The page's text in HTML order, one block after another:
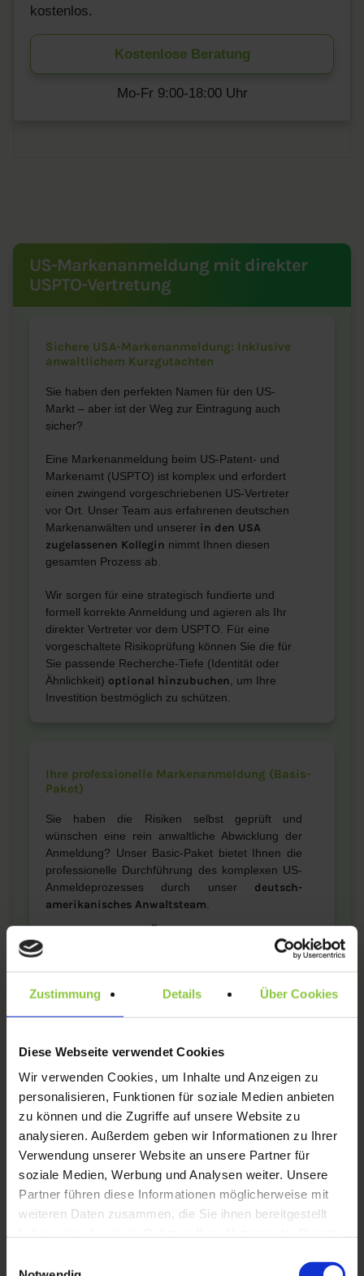
Zustimmung Details Über Cookies
Diese Webseite verwendet Cookies
Wir verwenden Cookies, um Inhalte und Anzeigen zu
personalisieren, Funktionen für soziale Medien anbieten
zu können und die Zugriffe auf unsere Website zu
analysieren. Außerdem geben wir Informationen zu Ihrer
Verwendung unserer Website an unsere Partner für
soziale Medien, Werbung und Analysen weiter. Unsere
Partner führen diese Informationen möglicherweise mit
weiteren Daten zusammen, die Sie ihnen bereitgestellt
kostenlos.
Kostenlose Beratung
Mo-Fr 9:00-18:00 Uhr
US-Markenanmeldung mit direkter
USPTO-Vertretung
Sichere USA-Markenanmeldung: Inklusive
anwaltlichem Kurzgutachten
Sie haben den perfekten Namen für den US-
Markt – aber ist der Weg zur Eintragung auch
sicher?
Eine Markenanmeldung beim US-Patent- und
Markenamt (USPTO) ist komplex und erfordert
einen zwingend vorgeschriebenen US-Vertreter
vor Ort. Unser Team aus erfahrenen deutschen
Markenanwälten und unserer in den USA
zugelassenen Kollegin nimmt Ihnen diesen
gesamten Prozess ab.
Wir sorgen für eine strategisch fundierte und
formell korrekte Anmeldung und agieren als Ihr
direkter Vertreter vor dem USPTO. Für eine
vorgeschaltete Risikoprüfung können Sie die für
Sie passende Recherche-Tiefe (Identität oder
Ähnlichkeit) optional hinzubuchen , um Ihre
Investition bestmöglich zu schützen.
Ihre professionelle Markenanmeldung (Basis-
Paket)
Sie haben die Risiken selbst geprüft und
wünschen eine rein anwaltliche Abwicklung der
Anmeldung? Unser Basic-Paket bietet Ihnen die
professionelle Durchführung des komplexen US-
Anmeldeprozesses durch unser deutsch-
amerikanisches Anwaltsteam
Ihre Vorteile im Überblick:
Dienstleistungsverzeichnis nach den strengen
Vorgaben des USPTO und beraten Sie zur
Use").
Formell korrekte Anmeldung:Wir reichen Ihre
Marke elektronisch beim US-Markenamt
(USPTO) ein und vermeiden so formale Fehler,
die zu Verzögerungen oder einer
Zurückweisung führen können.
Direkte Vertretung & Amtskorrespondenz:
Unsere in den USA zugelassene Kollegin agiert
als Ihr offizieller Vertreter und übernimmt die